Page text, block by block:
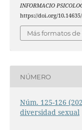
INFORMACIO
https://doi.org/
Más formatos de
NÚMERO
Núm. 125-126
diversidad sexual